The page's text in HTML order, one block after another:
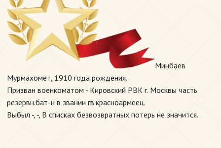
Минбаев
Мурмахомет, 1910 года рождения.
Призван военкоматом - Кировский РВК г. Москвы часть
резервн.бат-н в звании гв.красноармеец.
Выбыл -, -, В списках безвозвратных потерь не значится.